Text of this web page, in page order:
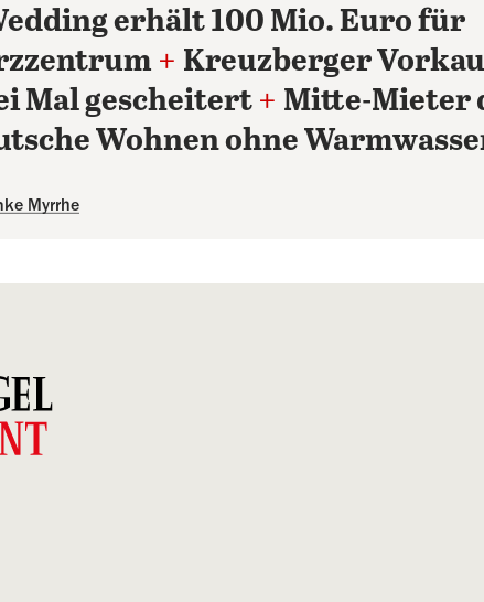
erhält 100 Mio. Euro für
+ Kreuzberger
Mal gescheitert + Mitte-Mieter
Wohnen ohne
Myrrhe